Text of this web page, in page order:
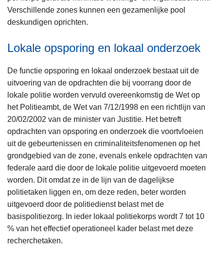
Verschillende zones kunnen een gezamenlijke pool
deskundigen oprichten.
Lokale opsporing en lokaal onderzoek
De functie opsporing en lokaal onderzoek bestaat uit de
uitvoering van de opdrachten die bij voorrang door de
lokale politie worden vervuld overeenkomstig de Wet op
het Politieambt, de Wet van 7/12/1998 en een richtlijn van
20/02/2002 van de minister van Justitie. Het betreft
opdrachten van opsporing en onderzoek die voortvloeien
uit de gebeurtenissen en criminaliteitsfenomenen op het
grondgebied van de zone, evenals enkele opdrachten van
federale aard die door de lokale politie uitgevoerd moeten
worden. Dit omdat ze in de lijn van de dagelijkse
politietaken liggen en, om deze reden, beter worden
uitgevoerd door de politiedienst belast met de
basispolitiezorg. In ieder lokaal politiekorps wordt 7 tot 10
% van het effectief operationeel kader belast met deze
recherchetaken.